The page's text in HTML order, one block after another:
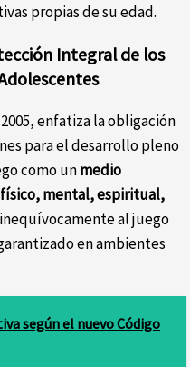
propias de su edad.
Integral de los
enfatiza la obligación
para el desarrollo pleno
como unmedio
mental, espiritual,
al juego
en ambientes
según el nuevo Código